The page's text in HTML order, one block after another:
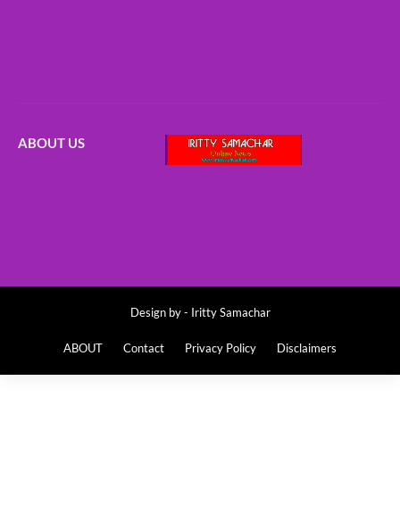
ABOUT US
Design by - Iritty Samachar
ABOUT Contact Privacy Policy Disclaimers